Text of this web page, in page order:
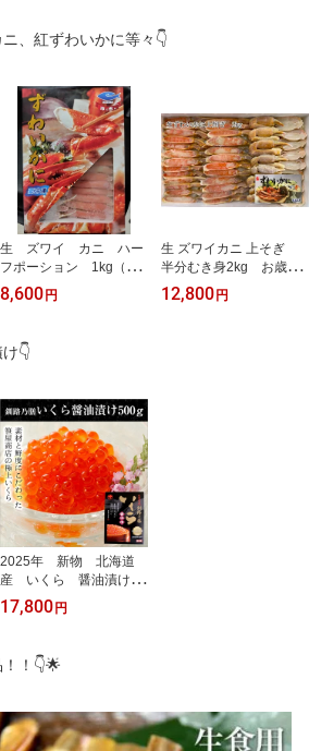
ガ盛り お歳暮
、紅ずわいかに等々👇
生 ズワイ カニ ハー
フポーション 1kg（半
分むき身）かに 蟹 訳
あり メガ盛り 業務用
8,600 円
生 ズワイカニ 上そぎ
半分むき身2kg お歳
暮 生ずわい かに
12,800 円
👇
2025年 新物 北海道
産 いくら 醤油漬け
500g 笹谷商店 釧路の
膳 鮭卵 お歳暮 ギフ
17,800 円
！👇🌟